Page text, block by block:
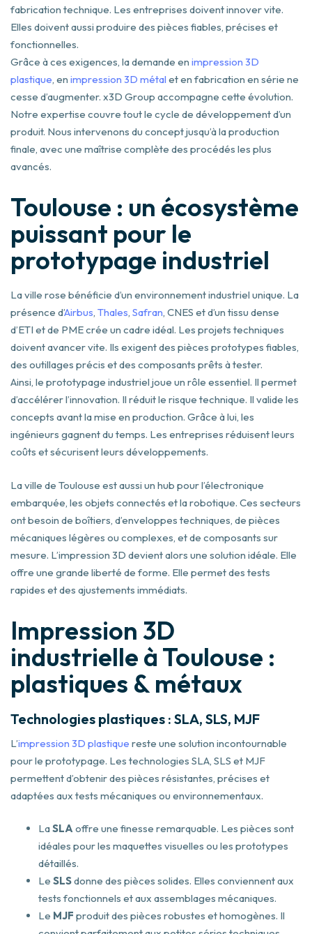
fabrication technique. Les entreprises doivent innover vite.
Elles doivent aussi produire des pièces fiables, précises et
fonctionnelles.
Grâce à ces exigences, la demande en impression 3D
plastique, en impression 3D métal et en fabrication en série ne
cesse d’augmenter. x3D Group accompagne cette évolution.
Notre expertise couvre tout le cycle de développement d’un
produit. Nous intervenons du concept jusqu’à la production
finale, avec une maîtrise complète des procédés les plus
avancés.
Toulouse : un écosystème
puissant pour le
prototypage industriel
La ville rose bénéficie d’un environnement industriel unique. La
présence d’Airbus, Thales, Safran, CNES et d’un tissu dense
d’ETI et de PME crée un cadre idéal. Les projets techniques
doivent avancer vite. Ils exigent des pièces prototypes fiables,
des outillages précis et des composants prêts à tester.
Ainsi, le prototypage industriel joue un rôle essentiel. Il permet
d’accélérer l’innovation. Il réduit le risque technique. Il valide les
concepts avant la mise en production. Grâce à lui, les
ingénieurs gagnent du temps. Les entreprises réduisent leurs
coûts et sécurisent leurs développements.
La ville de Toulouse est aussi un hub pour l’électronique
embarquée, les objets connectés et la robotique. Ces secteurs
ont besoin de boîtiers, d’enveloppes techniques, de pièces
mécaniques légères ou complexes, et de composants sur
mesure. L’impression 3D devient alors une solution idéale. Elle
offre une grande liberté de forme. Elle permet des tests
rapides et des ajustements immédiats.
Impression 3D
industrielle à Toulouse :
plastiques & métaux
Technologies plastiques : SLA, SLS, MJF
L’impression 3D plastique reste une solution incontournable
pour le prototypage. Les technologies SLA, SLS et MJF
permettent d’obtenir des pièces résistantes, précises et
adaptées aux tests mécaniques ou environnementaux.
LaSLA offre une finesse remarquable. Les pièces sont
idéales pour les maquettes visuelles ou les prototypes
détaillés.
Le SLSdonne des pièces solides. Elles conviennent aux
tests fonctionnels et aux assemblages mécaniques.
Le MJF produit des pièces robustes et homogènes. Il